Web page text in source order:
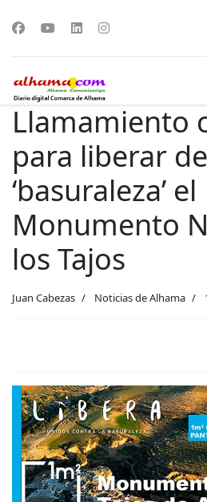
Llamamiento
para liberar de
‘basuraleza’ el
Monumento
los Tajos
Juan Cabezas Noticias de Alhama